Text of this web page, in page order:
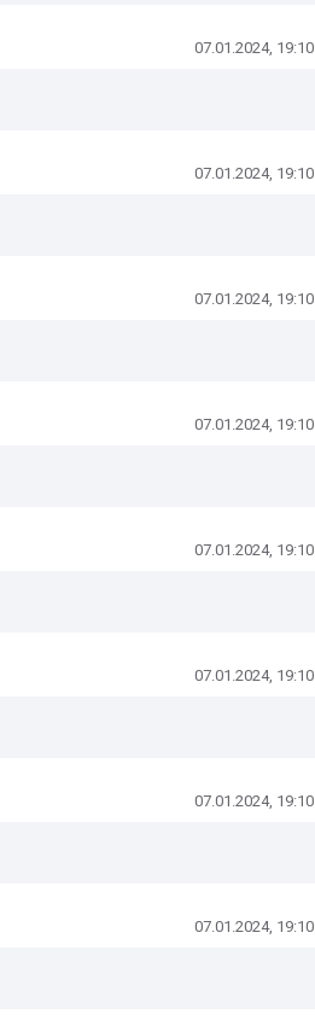
07.01.2024, 19:10
07.01.2024, 19:10
07.01.2024, 19:10
07.01.2024, 19:10
07.01.2024, 19:10
07.01.2024, 19:10
07.01.2024, 19:10
07.01.2024, 19:10